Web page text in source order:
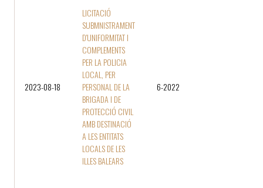
2023-08-18
LICITACIÓ
SUBMNISTRAMENT
D'UNIFORMITAT I
COMPLEMENTS
PER LA POLICIA
LOCAL, PER
PERSONAL DE LA
BRIGADA I DE
PROTECCIÓ CIVIL
AMB DESTINACIÓ
A LES ENTITATS
LOCALS DE LES
ILLES BALEARS
6-2022